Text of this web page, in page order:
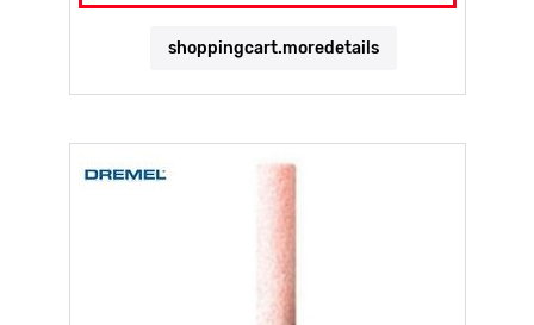
shoppingcart.moredetails